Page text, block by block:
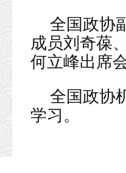
全国政协
成员刘奇葆
何立峰出席
全国政协
学习。